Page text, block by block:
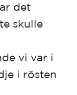
det
skulle
vi var i
i rösten